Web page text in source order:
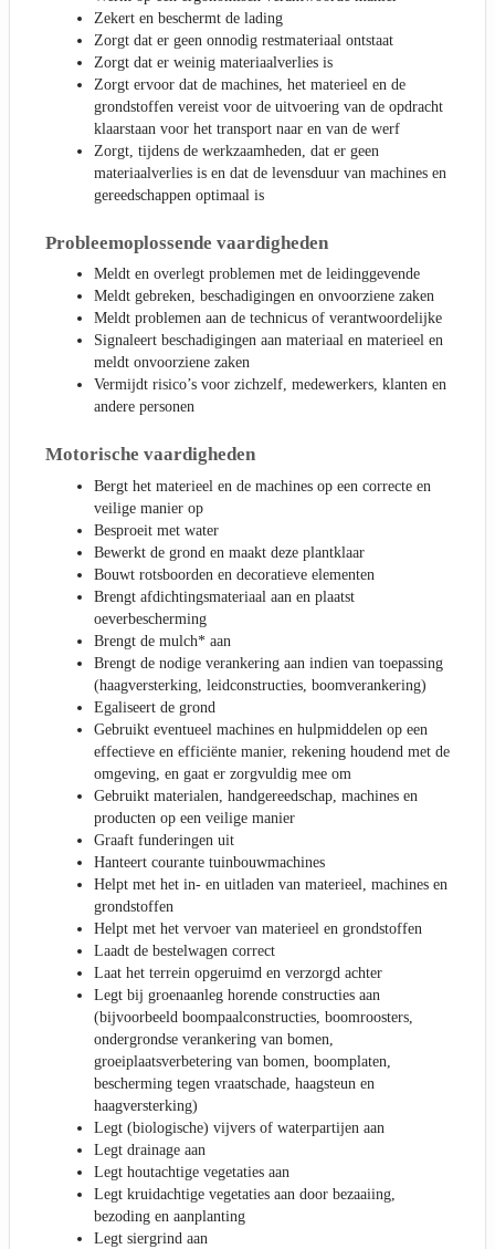
Zekert en beschermt de lading
Zorgt dat er geen onnodig restmateriaal ontstaat
Zorgt dat er weinig materiaalverlies is
Zorgt ervoor dat de machines, het materieel en de
grondstoffen vereist voor de uitvoering van de opdracht
klaarstaan voor het transport naar en van de werf
Zorgt, tijdens de werkzaamheden, dat er geen
materiaalverlies is en dat de levensduur van machines en
gereedschappen optimaal is
Probleemoplossende vaardigheden
Meldt en overlegt problemen met de leidinggevende
Meldt gebreken, beschadigingen en onvoorziene zaken
Meldt problemen aan de technicus of verantwoordelijke
Signaleert beschadigingen aan materiaal en materieel en
meldt onvoorziene zaken
Vermijdt risico’s voor zichzelf, medewerkers, klanten en
andere personen
Motorische vaardigheden
Bergt het materieel en de machines op een correcte en
veilige manier op
Besproeit met water
Bewerkt de grond en maakt deze plantklaar
Bouwt rotsboorden en decoratieve elementen
Brengt afdichtingsmateriaal aan en plaatst
oeverbescherming
Brengt de mulch* aan
Brengt de nodige verankering aan indien van toepassing
(haagversterking, leidconstructies, boomverankering)
Egaliseert de grond
Gebruikt eventueel machines en hulpmiddelen op een
effectieve en efficiënte manier, rekening houdend met de
omgeving, en gaat er zorgvuldig mee om
Gebruikt materialen, handgereedschap, machines en
producten op een veilige manier
Graaft funderingen uit
Hanteert courante tuinbouwmachines
Helpt met het in- en uitladen van materieel, machines en
grondstoffen
Helpt met het vervoer van materieel en grondstoffen
Laadt de bestelwagen correct
Laat het terrein opgeruimd en verzorgd achter
Legt bij groenaanleg horende constructies aan
(bijvoorbeeld boompaalconstructies, boomroosters,
ondergrondse verankering van bomen,
groeiplaatsverbetering van bomen, boomplaten,
bescherming tegen vraatschade, haagsteun en
haagversterking)
Legt (biologische) vijvers of waterpartijen aan
Legt drainage aan
Legt houtachtige vegetaties aan
Legt kruidachtige vegetaties aan door bezaaiing,
bezoding en aanplanting
Legt siergrind aan